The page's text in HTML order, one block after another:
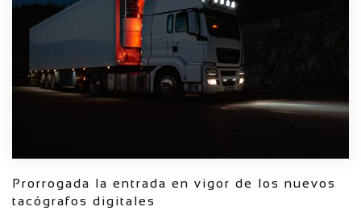
Prorrogada la entrada en vigor de los nuevos
tacógrafos digitales